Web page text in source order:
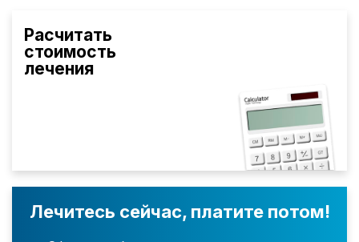
Расчитать
стоимость
лечения
Лечитесь сейчас, платите потом!